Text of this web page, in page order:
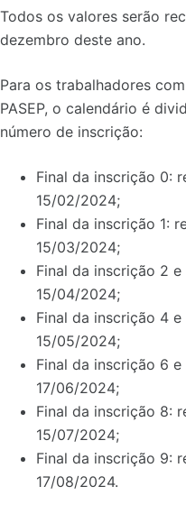
Todos os valores serão
dezembro deste ano.
Para os trabalhadores
PASEP, o calendário é
número de inscrição:
Final da inscrição 0:
15/02/2024;
Final da inscrição 1:
15/03/2024;
Final da inscrição 2
15/04/2024;
Final da inscrição 4
15/05/2024;
Final da inscrição 6
17/06/2024;
Final da inscrição 8:
15/07/2024;
Final da inscrição 9:
17/08/2024.